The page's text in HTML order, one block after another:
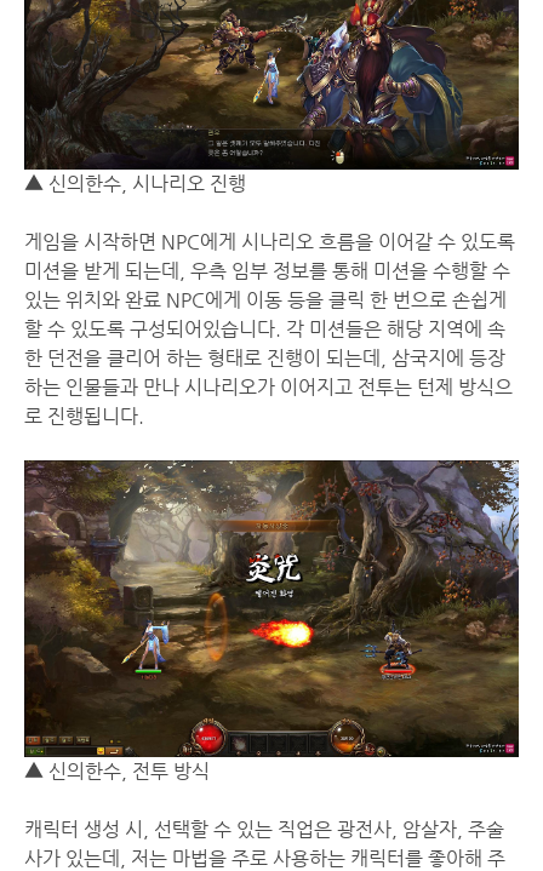
▲ 신의한수, 시나리오 진행
게임을 시작하면 NPC에게 시나리오 흐름을 이어갈 수 있도록
미션을 받게 되는데, 우측 임부 정보를 통해 미션을 수행할 수
있는 위치와 완료 NPC에게 이동 등을 클릭 한 번으로 손쉽게
할 수 있도록 구성되어있습니다. 각 미션들은 해당 지역에 속
한 던전을 클리어 하는 형태로 진행이 되는데, 삼국지에 등장
하는 인물들과 만나 시나리오가 이어지고 전투는 턴제 방식으
로 진행됩니다.
▲ 신의한수, 전투 방식
캐릭터 생성 시, 선택할 수 있는 직업은 광전사, 암살자, 주술
사가 있는데, 저는 마법을 주로 사용하는 캐릭터를 좋아해 주